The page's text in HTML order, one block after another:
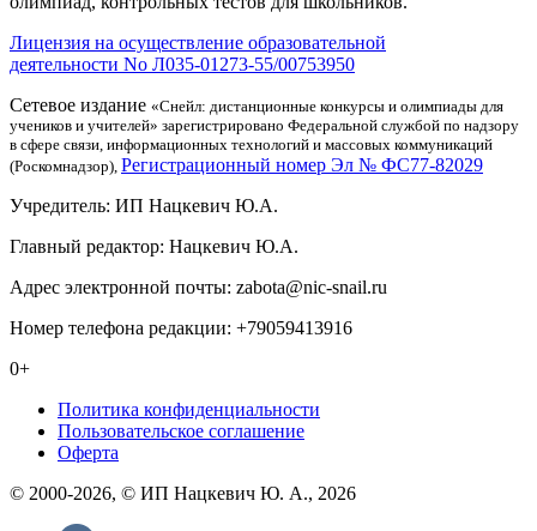
Лицензия на осуществление образовательной
деятельности No Л035-01273-55/00753950
Сетевое издание «Снейл: дистанционные конкурсы и олимпиады для
учеников и учителей» зарегистрировано Федеральной службой по надзору
в сфере связи, информационных технологий и массовых коммуникаций
(Роскомнадзор), Регистрационный номер Эл № ФС77-82029
Учредитель: ИП Нацкевич Ю.А.
Главный редактор: Нацкевич Ю.А.
Адрес электронной почты: zabota@nic-snail.ru
Номер телефона редакции: +79059413916
0+
Политика конфиденциальности
Пользовательское соглашение
Оферта
© 2000-2026, © ИП Нацкевич Ю. А., 2026